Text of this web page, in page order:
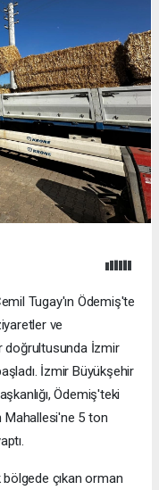
Tugay'ın Ödemiş'te
ve
doğrultusunda İzmir
İzmir Büyükşehir
Ödemiş'teki
Mahallesi'ne 5 ton
çıkan orman